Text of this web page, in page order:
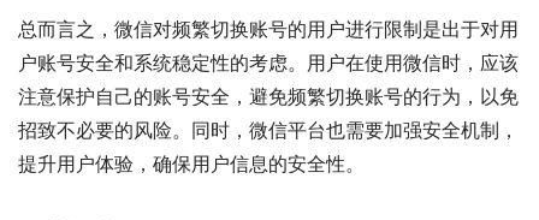
总而言之，微信对频繁切换账号的用户进行限制是出于对用
户账号安全和系统稳定性的考虑。用户在使用微信时，应该
注意保护自己的账号安全，避免频繁切换账号的行为，以免
招致不必要的风险。同时，微信平台也需要加强安全机制，
提升用户体验，确保用户信息的安全性。